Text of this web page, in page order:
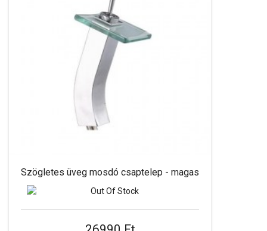
Szögletes üveg mosdó csaptelep - magas